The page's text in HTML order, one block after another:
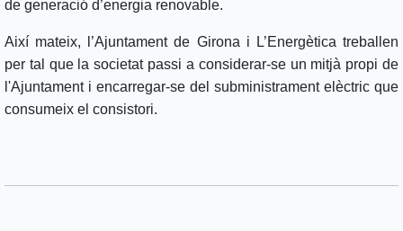
de generació d’energia renovable.
Així mateix, l’Ajuntament de Girona i L’Energètica treballen
per tal que la societat passi a considerar-se un mitjà propi de
l'Ajuntament i encarregar-se del subministrament elèctric que
consumeix el consistori.